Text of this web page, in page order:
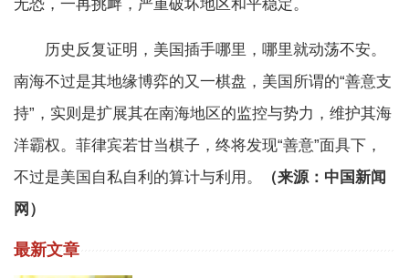
无恐，一再挑衅，严重破坏地区和平稳定。
历史反复证明，美国插手哪里，哪里就动荡不安。
南海不过是其地缘博弈的又一棋盘，美国所谓的“善意支
持”，实则是扩展其在南海地区的监控与势力，维护其海
洋霸权。菲律宾若甘当棋子，终将发现“善意”面具下，
不过是美国自私自利的算计与利用。
（来源：中国新闻
网）
最新文章